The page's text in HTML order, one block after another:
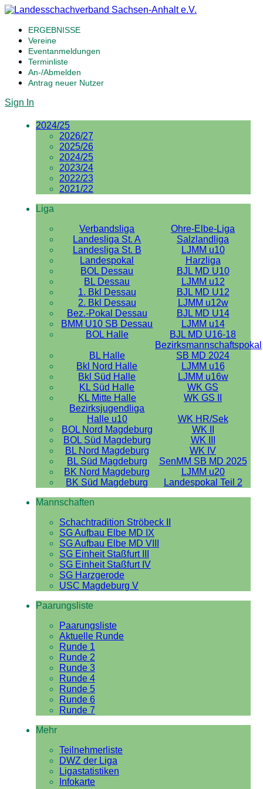
ERGEBNISSE
Vereine
Eventanmeldungen
Terminliste
An-/Abmelden
Antrag neuer Nutzer
Sign In
2024/25
2026/27
2025/26
2024/25
2023/24
2022/23
2021/22
Liga
Verbandsliga
Ohre-Elbe-Liga
Landesliga St. A
Salzlandliga
Landesliga St. B
LJMM u10
Landespokal
Harzliga
BOL Dessau
BJL MD U10
BL Dessau
LJMM u12
1. Bkl Dessau
BJL MD U12
2. Bkl Dessau
LJMM u12w
Bez.-Pokal Dessau
BJL MD U14
BMM U10 SB Dessau
LJMM u14
BOL Halle
BJL MD U16-18
BL Halle
Bezirksmannschaftspokal
SB MD 2024
Bkl Nord Halle
LJMM u16
Bkl Süd Halle
LJMM u16w
KL Süd Halle
WK GS
KL Mitte Halle
WK GS II
Bezirksjugendliga
Halle u10
WK HR/Sek
BOL Nord Magdeburg
WK II
BOL Süd Magdeburg
WK III
BL Nord Magdeburg
WK IV
BL Süd Magdeburg
SenMM SB MD 2025
BK Nord Magdeburg
LJMM u20
BK Süd Magdeburg
Landespokal Teil 2
Mannschaften
Schachtradition Ströbeck II
SG Aufbau Elbe MD IX
SG Aufbau Elbe MD VIII
SG Einheit Staßfurt III
SG Einheit Staßfurt IV
SG Harzgerode
USC Magdeburg V
Paarungsliste
Paarungsliste
Aktuelle Runde
Runde 1
Runde 2
Runde 3
Runde 4
Runde 5
Runde 6
Runde 7
Mehr
Teilnehmerliste
DWZ der Liga
Ligastatistiken
Infokarte